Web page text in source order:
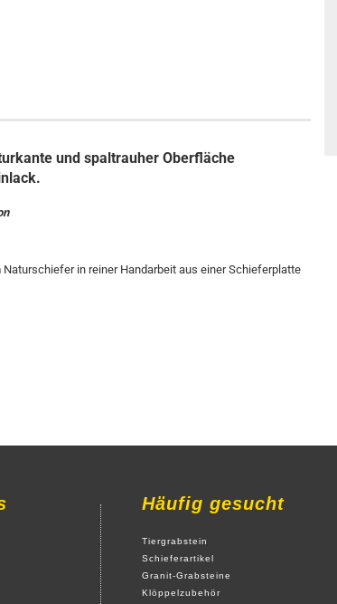
und spaltrauher Oberfläche
in reiner Handarbeit aus einer Schieferplatte
Häufig gesucht
Tiergrabstein
Schieferartikel
Granit-Grabsteine
Klöppelzubehör